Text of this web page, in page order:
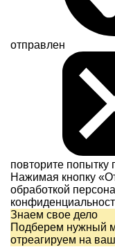
отправлен
повторите попытку
Нажимая кнопку
обработкой
Знаем свое дело
Подберем нужный
отреагируем на